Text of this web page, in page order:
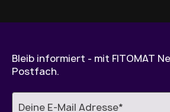
Bleib informiert - mit FITOMAT
Postfach.